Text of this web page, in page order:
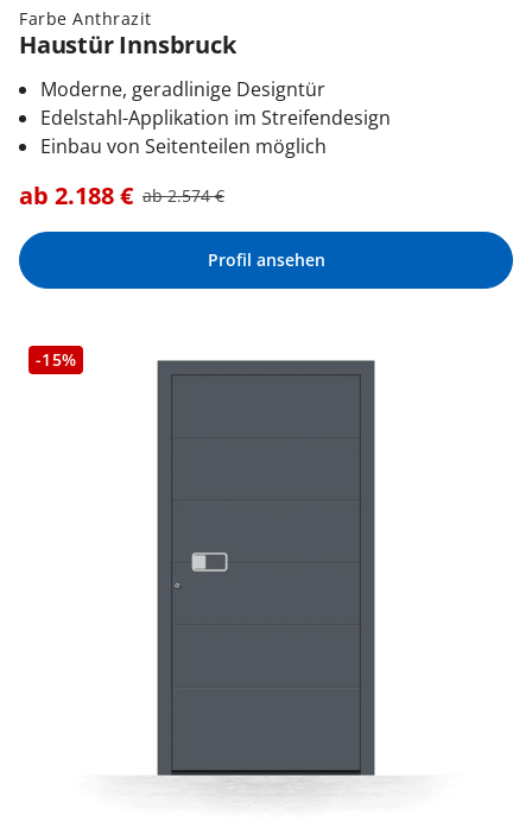
Farbe Anthrazit
Haustür Innsbruck
Moderne, geradlinige Designtür
Edelstahl-Applikation im Streifendesign
Einbau von Seitenteilen möglich
ab 2.188€ ab2.574€
Profil ansehen
-15%